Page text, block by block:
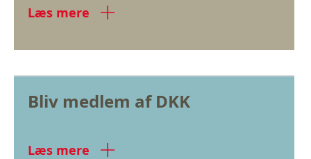
Læs mere
Bliv medlem af DKK
Læs mere